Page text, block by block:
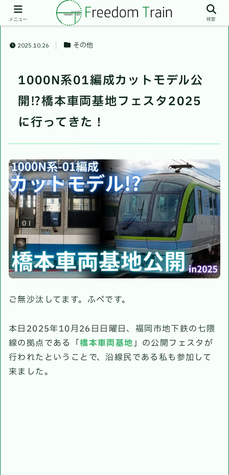
2025.10.26 その他
1000N系01編成カットモデル公
開⁉︎橋本車両基地フェスタ2025
に行ってきた！
ご無沙汰してます。ふぺです。
本日2025年10月26日日曜日、福岡市地下鉄の七隈
線の拠点である「橋本車両基地」の公開フェスタが
行われたということで、沿線民である私も参加して
来ました。
メニュー 検索